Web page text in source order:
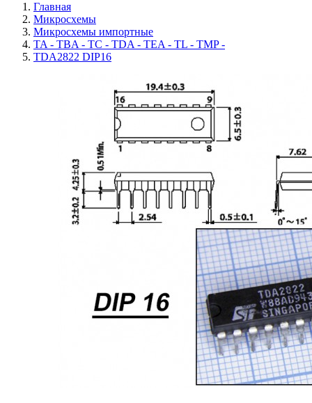
Главная
Микросхемы
Микросхемы импортные
TA - TBA - TC - TDA - TEA - TL - TMP -
TDA2822 DIP16